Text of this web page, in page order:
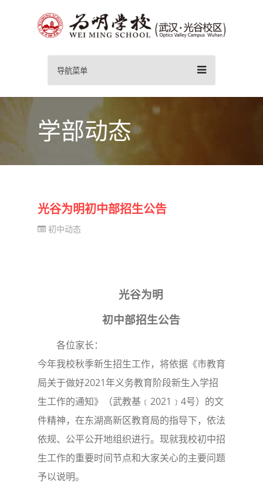
导航菜单
学部动态
光谷为明初中部招生公告
初中动态
光谷为明
初中部招生公告
各位家长：
今年我校秋季新生招生工作，将依据《市教育
局关于做好2021年义务教育阶段新生入学招
生工作的通知》（武教基﹝2021﹞4号）的文
件精神，在东湖高新区教育局的指导下，依法
依规、公平公开地组织进行。现就我校初中招
生工作的重要时间节点和大家关心的主要问题
予以说明。